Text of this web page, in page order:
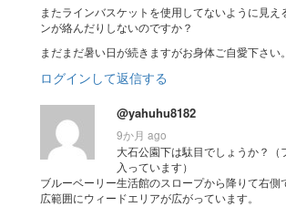
またラインバスケットを使用してないように見え
ンが絡んだりしないのですか？
まだまだ暑い日が続きますがお身体ご自愛下さい。
ログインして返信する
@yahuhu8182
9か月 ago
大石公園下は駄目でしょうか？（
入っています）
ブルーベーリー生活館のスロープから降りて右側
広範囲にウィードエリアが広がっています。